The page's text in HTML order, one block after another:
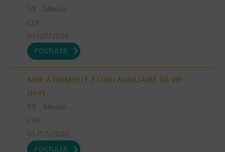
55 - Meuse
CDI
01/07/2026
POSTULER
AIDE À DOMICILE ET/OU AUXILIAIRE DE VIE
(H/F)
55 - Meuse
CDI
01/07/2026
POSTULER